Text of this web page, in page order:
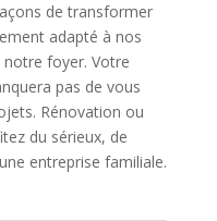
de transformer
adapté à nos
foyer. Votre
pas de vous
Rénovation ou
du sérieux, de
entreprise familiale.